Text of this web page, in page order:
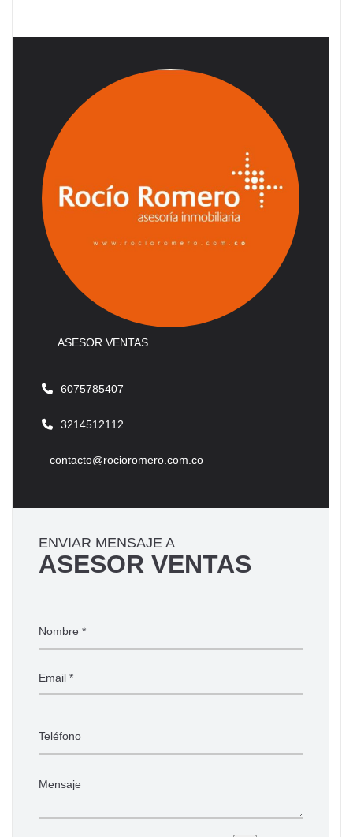
ASESOR VENTAS
6075785407
3214512112
contacto@rocioromero.com.co
ENVIAR MENSAJE A
ASESOR VENTAS